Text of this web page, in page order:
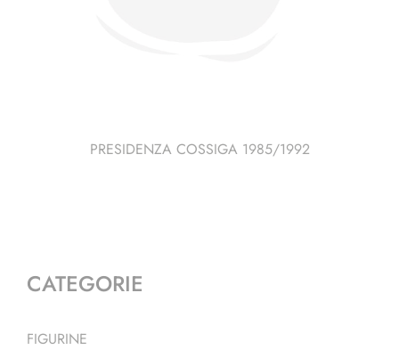
PRESIDENZA COSSIGA 1985/1992
CATEGORIE
FIGURINE